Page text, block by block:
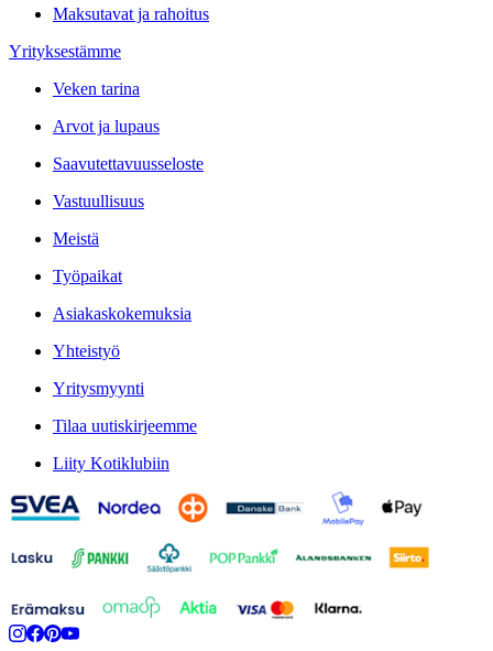
Maksutavat ja rahoitus
Yrityksestämme
Veken tarina
Arvot ja lupaus
Saavutettavuusseloste
Vastuullisuus
Meistä
Työpaikat
Asiakaskokemuksia
Yhteistyö
Yritysmyynti
Tilaa uutiskirjeemme
Liity Kotiklubiin